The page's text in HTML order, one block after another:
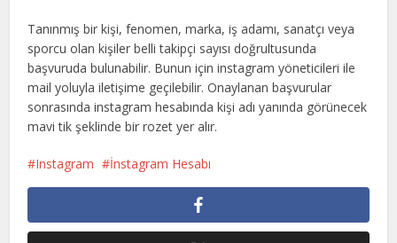
Tanınmış bir kişi, fenomen, marka, iş adamı, sanatçı veya
sporcu olan kişiler belli takipçi sayısı doğrultusunda
başvuruda bulunabilir. Bunun için instagram yöneticileri ile
mail yoluyla iletişime geçilebilir. Onaylanan başvurular
sonrasında instagram hesabında kişi adı yanında görünecek
mavi tik şeklinde bir rozet yer alır.
Instagram İnstagram Hesabı